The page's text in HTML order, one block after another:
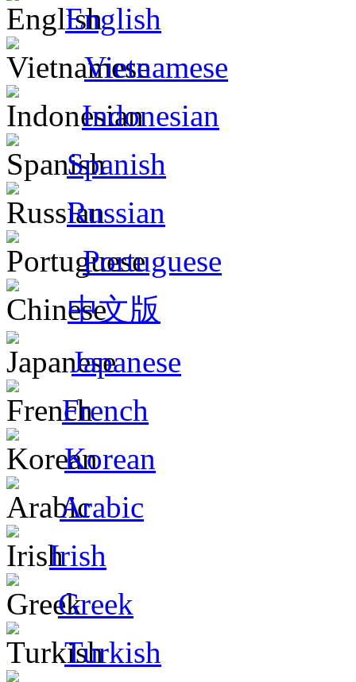
English
Vietnamese
Indonesian
Spanish
Russian
Portuguese
中文版
Japanese
French
Korean
Arabic
Irish
Greek
Turkish